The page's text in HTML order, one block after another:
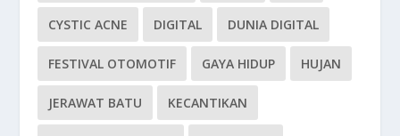
CYSTIC ACNE DIGITAL DUNIA DIGITAL
FESTIVAL OTOMOTIF GAYA HIDUP HUJAN
JERAWAT BATU KECANTIKAN